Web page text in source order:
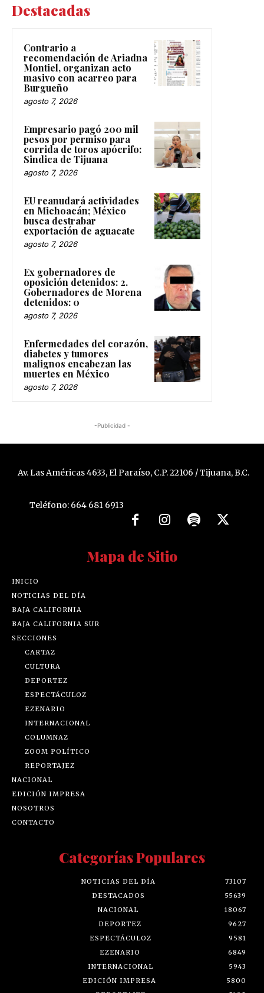
Destacadas
Contrario a
recomendación de Ariadna
Montiel, organizan acto
masivo con acarreo para
Burgueño
agosto 7, 2026
Empresario pagó 200 mil
pesos por permiso para
corrida de toros apócrifo:
Sindica de Tijuana
agosto 7, 2026
EU reanudará actividades
en Michoacán; México
busca destrabar
exportación de aguacate
agosto 7, 2026
Ex gobernadores de
oposición detenidos: 2.
Gobernadores de Morena
detenidos: 0
agosto 7, 2026
Enfermedades del corazón,
diabetes y tumores
malignos encabezan las
muertes en México
agosto 7, 2026
-Publicidad -
Av. Las Américas 4633, El Paraíso, C.P. 22106 / Tijuana, B.C.
Teléfono: 664 681 6913
Mapa de Sitio
INICIO
NOTICIAS DEL DÍA
BAJA CALIFORNIA
BAJA CALIFORNIA SUR
SECCIONES
CARTAZ
CULTURA
DEPORTEZ
ESPECTÁCULOZ
EZENARIO
INTERNACIONAL
COLUMNAZ
ZOOM POLÍTICO
REPORTAJEZ
NACIONAL
EDICIÓN IMPRESA
NOSOTROS
CONTACTO
Categorías Populares
NOTICIAS DEL DÍA
73107
DESTACADOS
55639
NACIONAL
18067
DEPORTEZ
9627
ESPECTÁCULOZ
9581
EZENARIO
6849
INTERNACIONAL
5943
EDICIÓN IMPRESA
5800